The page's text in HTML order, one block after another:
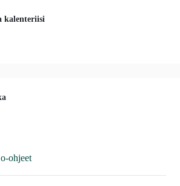
kalenteriisi
ohjeet